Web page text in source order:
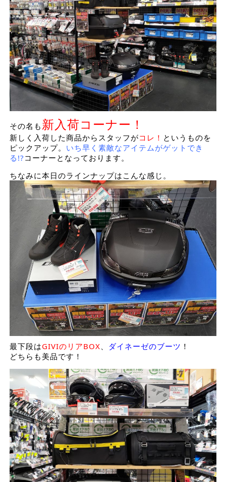
その名も 新入荷コーナー！
新しく入荷した商品からスタッフがコレ！ というものを
ピックアップ。 いち早く素敵なアイテムがゲットでき
る!? コーナーとなっております。
ちなみに本日のラインナップはこんな感じ。
最下段はGIVIのリアBOX ダイネーゼのブーツ ！
どちらも美品です！